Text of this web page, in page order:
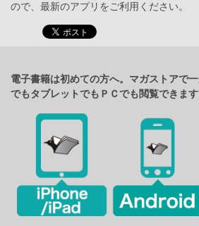
ので、最新のアプリをご利用ください。
電子書籍は初めての方へ。マガストアで
でもタブレットでもＰＣでも閲覧できます